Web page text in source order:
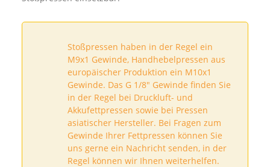
Stoßpressen haben in der Regel ein
M9x1 Gewinde, Handhebelpressen aus
europäischer Produktion ein M10x1
Gewinde. Das G 1/8" Gewinde finden Sie
in der Regel bei Druckluft- und
Akkufettpressen sowie bei Pressen
asiatischer Hersteller. Bei Fragen zum
Gewinde Ihrer Fettpressen können Sie
uns gerne ein Nachricht senden, in der
Regel können wir Ihnen weiterhelfen.